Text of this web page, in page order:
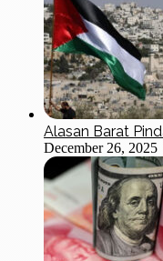
Alasan Barat
December 26, 2025